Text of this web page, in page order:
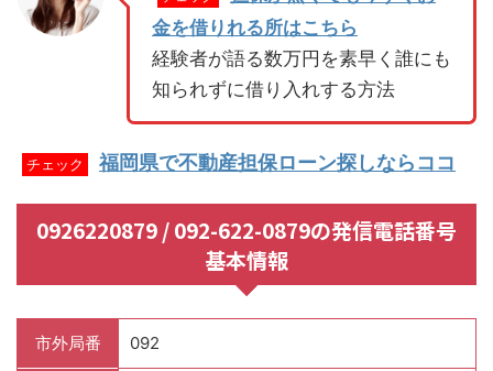
金を借りれる所はこちら
経験者が語る数万円を素早く誰にも
知られずに借り入れする方法
チェック 福岡県で不動産担保ローン探しならココ
0926220879 / 092-622-0879の発信電話番号
基本情報
市外局番 092